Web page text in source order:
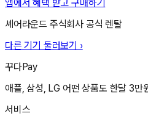
앱에서 혜택 받고 구매하기
셰어라운드 주식회사 공식 렌탈
다른 기기 둘러보기 ›
꾸다Pay
애플, 삼성, LG 어떤 상품도 한달 3만
서비스